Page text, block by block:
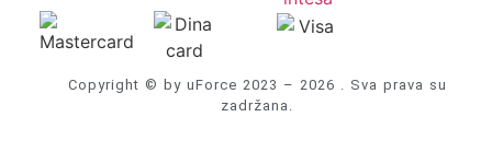
Copyright © by uForce 2023 – 2026 . Sva prava su
zadržana.